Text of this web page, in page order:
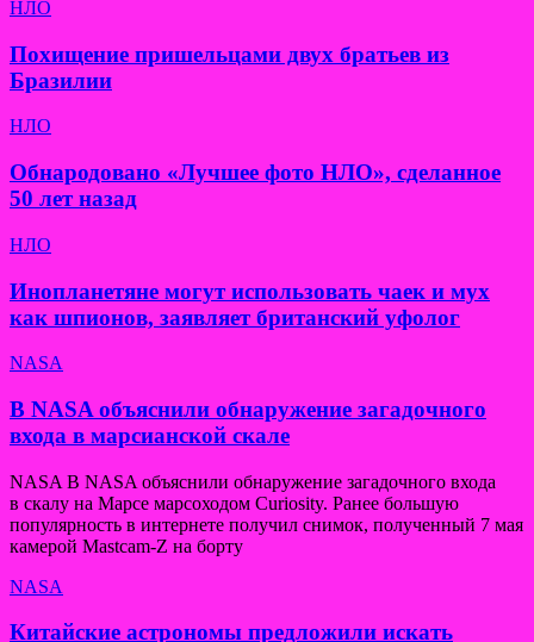
НЛО
Похищение пришельцами двух братьев из
Бразилии
НЛО
Обнародовано «Лучшее фото НЛО», сделанное
50 лет назад
НЛО
Инопланетяне могут использовать чаек и мух
как шпионов, заявляет британский уфолог
NASA
В NASA объяснили обнаружение загадочного
входа в марсианской скале
NASA В NASA объяснили обнаружение загадочного входа
в скалу на Марсе марсоходом Curiosity. Ранее большую
популярность в интернете получил снимок, полученный 7 мая
камерой Mastcam-Z на борту
NASA
Китайские астрономы предложили искать